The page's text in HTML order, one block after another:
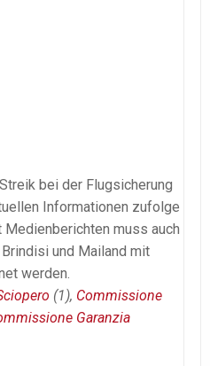
bei der Flugsicherung
Informationen zufolge
Medienberichten muss auch
und Mailand mit
werden.
(1), Commissione
Garanzia